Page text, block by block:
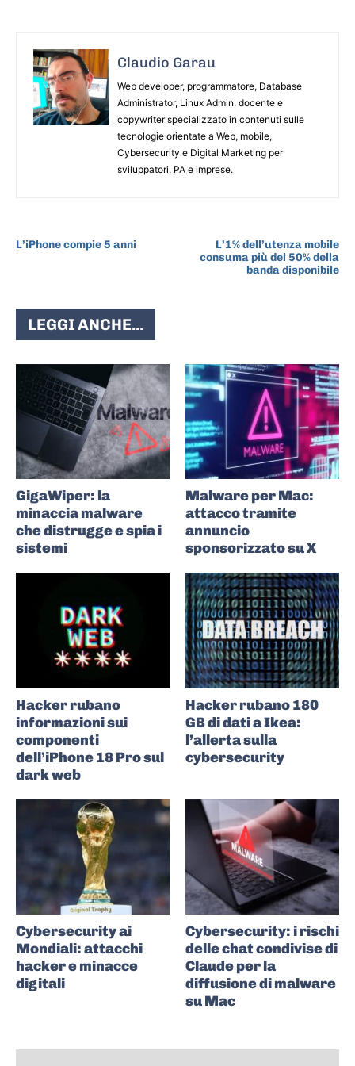
Claudio Garau
Web developer, programmatore, Database
Administrator, Linux Admin, docente e
copywriter specializzato in contenuti sulle
tecnologie orientate a Web, mobile,
Cybersecurity e Digital Marketing per
sviluppatori, PA e imprese.
L’iPhone compie 5 anni
L’1% dell’utenza mobile
consuma più del 50% della
banda disponibile
LEGGI ANCHE...
GigaWiper: la
minaccia malware
che distrugge e spia i
sistemi
Malware per Mac:
attacco tramite
annuncio
sponsorizzato su X
Hacker rubano
informazioni sui
componenti
dell’iPhone 18 Pro sul
dark web
Hacker rubano 180
GB di dati a Ikea:
l’allerta sulla
cybersecurity
Cybersecurity ai
Mondiali: attacchi
hacker e minacce
digitali
Cybersecurity: i rischi
delle chat condivise di
Claude per la
diffusione di malware
su Mac